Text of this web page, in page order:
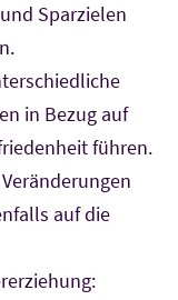
Sparzielen
in Bezug auf
führen.
auf die